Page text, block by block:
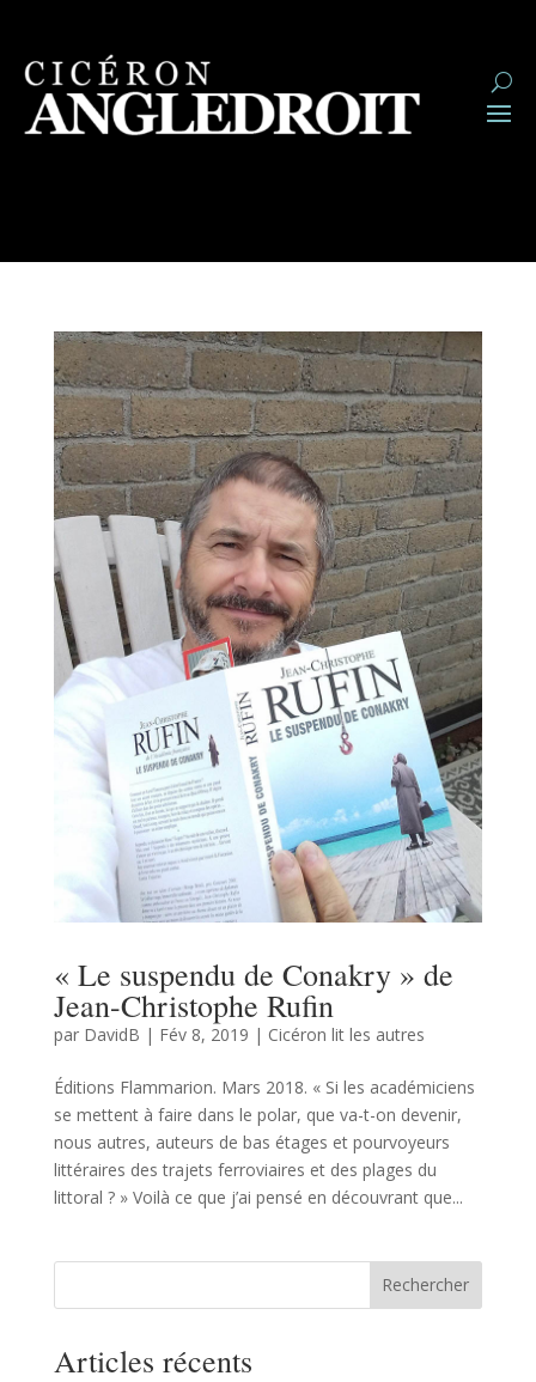
« Le suspendu de Conakry » de
Jean-Christophe Rufin
par DavidB | Fév 8, 2019 | Cicéron lit les autres
Éditions Flammarion. Mars 2018. « Si les académiciens
se mettent à faire dans le polar, que va-t-on devenir,
nous autres, auteurs de bas étages et pourvoyeurs
littéraires des trajets ferroviaires et des plages du
littoral ? » Voilà ce que j’ai pensé en découvrant que...
Rechercher
Articles récents